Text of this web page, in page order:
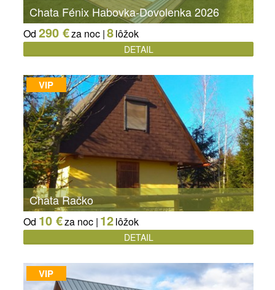
Chata Fénix Habovka-Dovolenka 2026
Od 290 €za noc |8lôžok
DETAIL
VIP
Chata Račko
Od 10 €za noc | 12lôžok
DETAIL
VIP